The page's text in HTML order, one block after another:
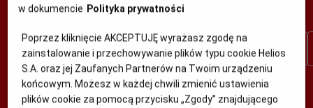
Wybierz interesujący Cię dzień
Dzisiaj
7 sie
Jutro
8 sie
Ndz.
9 sie
Pon.
10 sie
Wt.
11 sie
12 sie
Zobacz ile możesz zyskać!
w dokumencie Polityka prywatności
Poprzez kliknięcie AKCEPTUJĘ wyrażasz zgodę na
zainstalowanie i przechowywanie plików typu cookie Helios
S.A. oraz jej Zaufanych Partnerów na Twoim urządzeniu
końcowym. Możesz w każdej chwili zmienić ustawienia
plików cookie za pomocą przycisku „Zgody” znajdującego